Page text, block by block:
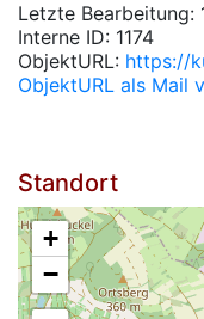
Letzte Bearbeitung:
Interne ID: 1174
ObjektURL: https://
ObjektURL als Mail
Standort
+
−